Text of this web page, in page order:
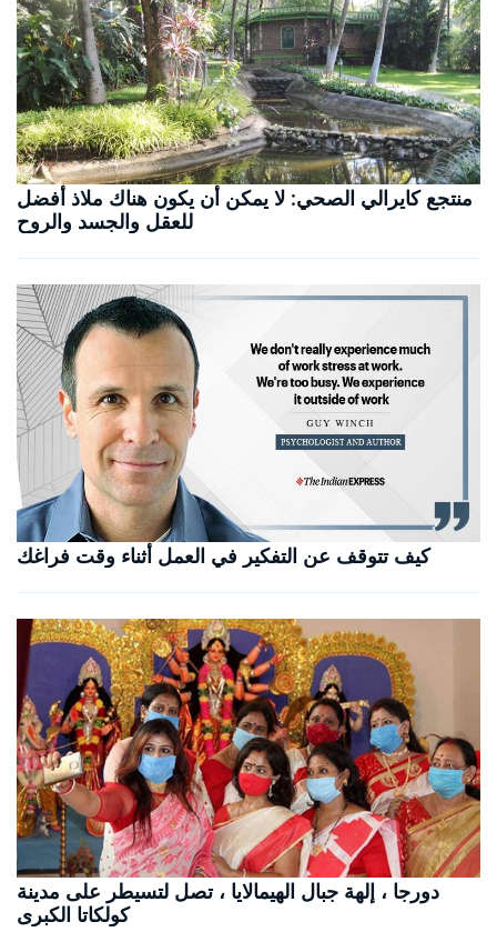
منتجع كايرالي الصحي: لا يمكن أن يكون هناك ملاذ أفضل
للعقل والجسد والروح
كيف تتوقف عن التفكير في العمل أثناء وقت فراغك
دورجا ، إلهة جبال الهيمالايا ، تصل لتسيطر على مدينة
كولكاتا الكبرى